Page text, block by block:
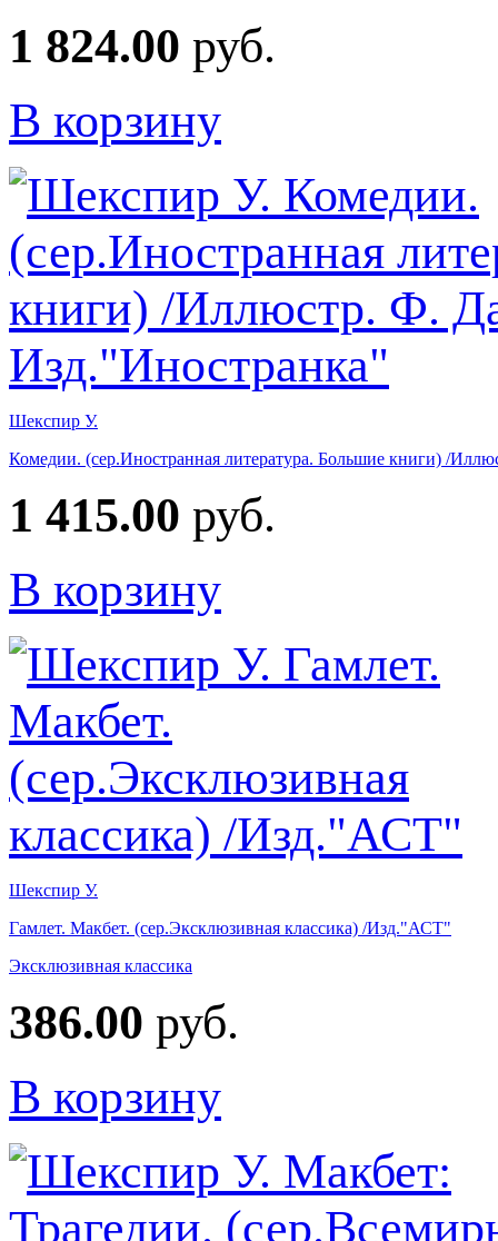
1 824.00 руб.
В корзину
Шекспир У.
Комедии. (сер.Иностранная литература. Большие книги) /
1 415.00 руб.
В корзину
Шекспир У.
Гамлет. Макбет. (сер.Эксклюзивная классика) /Изд."АСТ"
Эксклюзивная классика
386.00 руб.
В корзину